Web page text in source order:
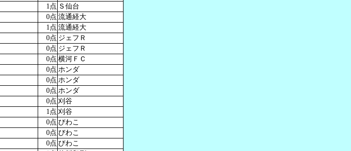
1点 Ｓ仙台
0点 流通経大
1点 流通経大
0点 ジェフＲ
0点 ジェフＲ
0点 横河ＦＣ
0点 ホンダ
0点 ホンダ
0点 ホンダ
0点 刈谷
1点 刈谷
0点 びわこ
0点 びわこ
0点 びわこ